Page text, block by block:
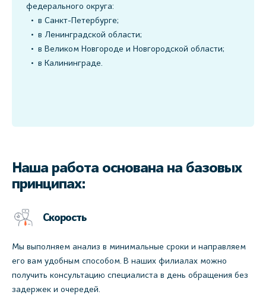
федерального округа:
в Санкт-Петербурге;
в Ленинградской области;
в Великом Новгороде и Новгородской области;
в Калининграде.
Наша работа основана на базовых
принципах:
Скорость
Мы выполняем анализ в минимальные сроки и направляем
его вам удобным способом. В наших филиалах можно
получить консультацию специалиста в день обращения без
задержек и очередей.